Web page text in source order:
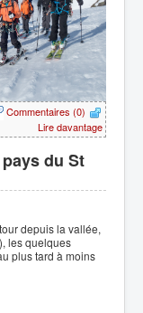
Commentaires (0)
Lire davantage
du St
depuis la vallée,
les quelques
plus tard à moins